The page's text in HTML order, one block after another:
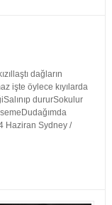
dağların
işte öylece kıyılarda
dururSokulur
Haziran Sydney /